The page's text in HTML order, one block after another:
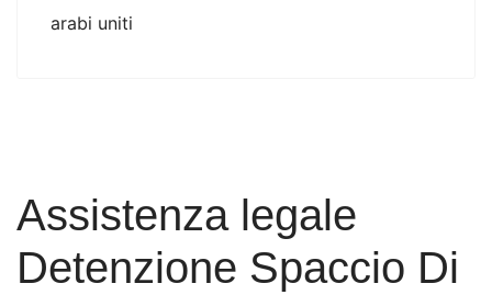
arabi uniti
Assistenza legale
Detenzione Spaccio Di